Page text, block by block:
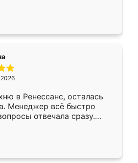
рождении ,во второй раз
По качеству очень
достаточно быстрая,
он более разнообразный.
что-то потребуется из
только здесь.
в Ренессанс, осталась
Менеджер всё быстро
отвечала сразу.
в субботу, подошёл к
Собрали
работали аккуратно, даже